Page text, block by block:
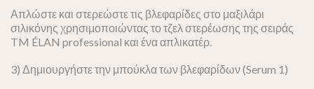
Απλώστε και στερεώστε τις βλεφαρίδες στο μαξιλάρι
σιλικόνης χρησιμοποιώντας το τζελ στερέωσης της σειράς
TM ÉLAN professional και ένα απλικατέρ.
3) Δημιουργήστε την μπούκλα των βλεφαρίδων (Serum 1)